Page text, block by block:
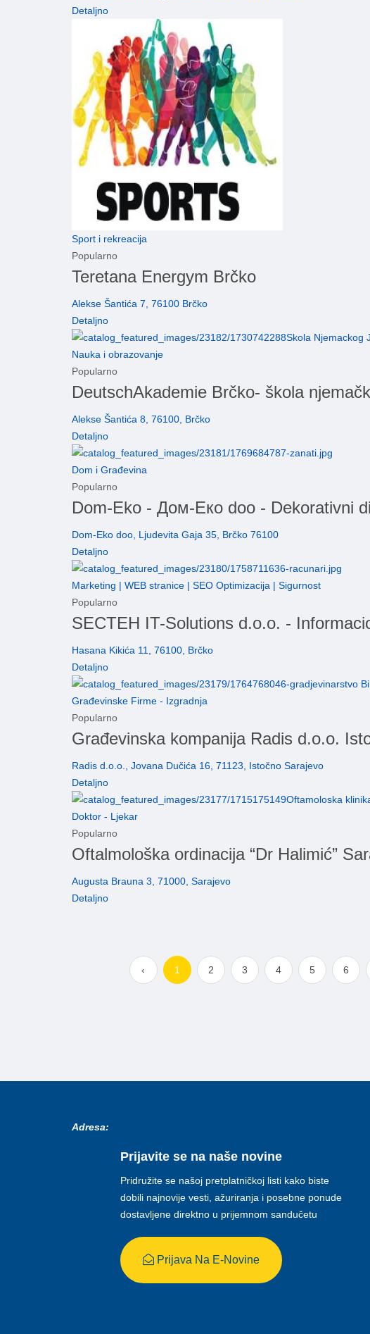
Detaljno
Sport i rekreacija
Popularno
Teretana Energym Brčko
Alekse Šantića 7, 76100 Brčko
Detaljno
Nauka i obrazovanje
Popularno
DeutschAkademie Brčko- škola
Alekse Šantića 8, 76100, Brčko
Detaljno
Dom i Građevina
Popularno
Dom-Eko - Дом-Еко doo - Dekorativni
Dom-Eko doo, Ljudevita Gaja 35, Brčko 76100
Detaljno
Marketing | WEB stranice | SEO Optimizacija | Sigurnost
Popularno
SECTEH IT-Solutions d.o.o. -
Hasana Kikića 11, 76100, Brčko
Detaljno
Građevinske Firme - Izgradnja
Popularno
Građevinska kompanija Radis d.o.o.
Radis d.o.o., Jovana Dučića 16, 71123, Istočno Sarajevo
Detaljno
Doktor - Ljekar
Popularno
Oftalmološka ordinacija “Dr Halimić”
Augusta Brauna 3, 71000, Sarajevo
Detaljno
‹ 1 2 3 4 5 6
Adresa:
Prijavite se na naše novine
Pridružite se našoj pretplatničkoj listi kako biste
dobili najnovije vesti, ažuriranja i posebne ponude
dostavljene direktno u prijemnom sandučetu
Prijava Na E-Novine